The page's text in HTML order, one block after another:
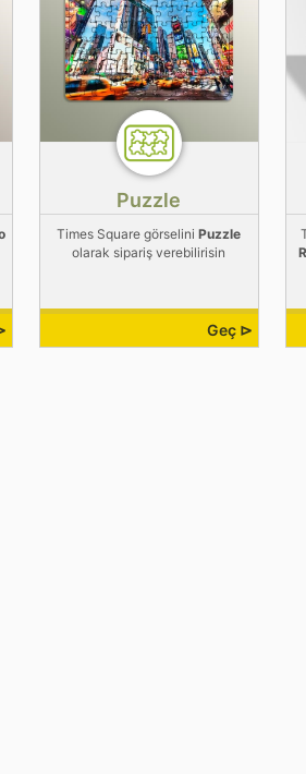
Puzzle
Times Square görseliniPuzzle
olarak sipariş verebilirisin
Geç ⊳